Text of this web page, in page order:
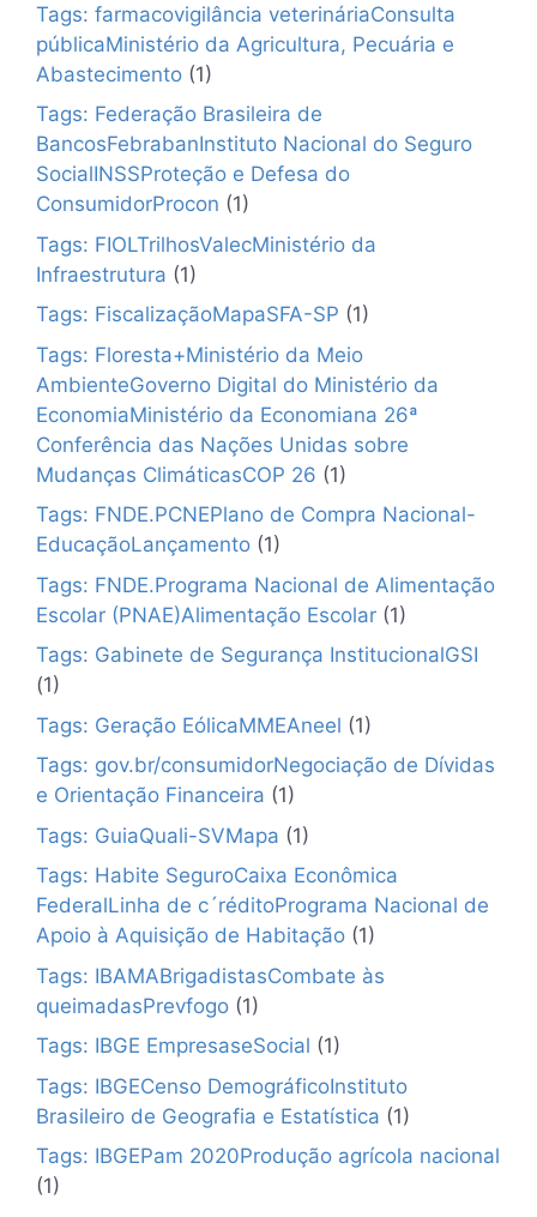
Tags: farmacovigilância veterináriaConsulta
públicaMinistério da Agricultura, Pecuária e
Abastecimento (1)
Tags: Federação Brasileira de
BancosFebrabanInstituto Nacional do Seguro
SocialINSSProteção e Defesa do
ConsumidorProcon (1)
Tags: FIOLTrilhosValecMinistério da
Infraestrutura (1)
Tags: FiscalizaçãoMapaSFA-SP (1)
Tags: Floresta+Ministério da Meio
AmbienteGoverno Digital do Ministério da
EconomiaMinistério da Economiana 26ª
Conferência das Nações Unidas sobre
Mudanças ClimáticasCOP 26 (1)
Tags: FNDE.PCNEPlano de Compra Nacional-
EducaçãoLançamento (1)
Tags: FNDE.Programa Nacional de Alimentação
Escolar (PNAE)Alimentação Escolar (1)
Tags: Gabinete de Segurança InstitucionalGSI
(1)
Tags: Geração EólicaMMEAneel (1)
Tags: gov.br/consumidorNegociação de Dívidas
e Orientação Financeira (1)
Tags: GuiaQuali-SVMapa (1)
Tags: Habite SeguroCaixa Econômica
FederalLinha de c´réditoPrograma Nacional de
Apoio à Aquisição de Habitação (1)
Tags: IBAMABrigadistasCombate às
queimadasPrevfogo (1)
Tags: IBGE EmpresaseSocial (1)
Tags: IBGECenso DemográficoInstituto
Brasileiro de Geografia e Estatística (1)
Tags: IBGEPam 2020Produção agrícola nacional
(1)